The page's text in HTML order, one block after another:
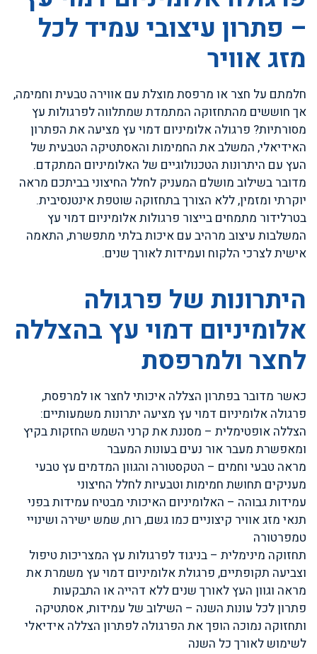
– פתרון עיצובי עמיד לכל
מזג אוויר
חלמתם על חצר או מרפסת מוצלת עם אווירה טבעית וחמימה,
אך חוששים מהתחזוקה המתמדת שמתלווה לפרגולות עץ
מסורתיות? פרגולה אלומיניום דמוי עץ מציעה את הפתרון
האידיאלי, המשלב את החמימות והאסתטיקה הטבעית של
העץ עם היתרונות הטכנולוגיים של האלומיניום המתקדם.
מדובר בשילוב מושלם המעניק לחלל החיצוני בביתכם מראה
יוקרתי ומזמין, ללא הצורך בתחזוקה שוטפת אינטנסיבית.
בטרלידור מתמחים בייצור פרגולות אלומיניום דמוי עץ
המשלבות עיצוב מרהיב עם איכות בלתי מתפשרת, התאמה
אישית לצרכי הלקוח ועמידות לאורך שנים.
היתרונות של פרגולה
אלומיניום דמוי עץ בהצללה
לחצר ולמרפסת
כאשר מדובר בפתרון הצללה איכותי לחצר או למרפסת,
פרגולה אלומיניום דמוי עץ מציעה יתרונות משמעותיים:
הצללה אופטימלית – מסננת את קרני השמש החזקות בקיץ
ומאפשרת מעבר אור נעים בעונות המעבר
מראה טבעי וחמים – הטקסטורה והגוון המדמים עץ טבעי
מעניקים תחושת חמימות וטבעיות לחלל החיצוני
עמידות גבוהה – האלומיניום האיכותי מבטיח עמידות בפני
תנאי מזג אוויר קיצוניים כמו גשם, רוח, שמש ישירה ושינויי
טמפרטורה
תחזוקה מינימלית – בניגוד לפרגולות עץ המצריכות טיפול
וצביעה תקופתיים, פרגולת אלומיניום דמוי עץ משמרת את
מראה וגוון העץ לאורך שנים ללא דהייה או התבקעות
פתרון לכל עונות השנה – השילוב של עמידות, אסתטיקה
ותחזוקה נמוכה הופך את הפרגולה לפתרון הצללה אידיאלי
לשימוש לאורך כל השנה